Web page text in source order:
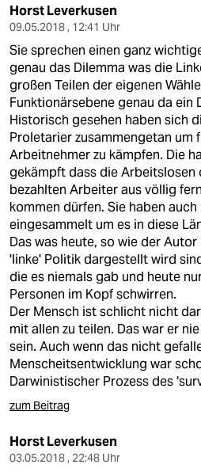
Horst Leverkusen
09.05.2018 , 12:41 Uhr
Sie sprechen einen ganz
genau das Dilemma was die
großen Teilen der eigenen
Funktionärsebene genau da ein
Historisch gesehen haben sich
Proletarier zusammengetan um
Arbeitnehmer zu kämpfen. Die
gekämpft dass die
bezahlten Arbeiter aus völlig
kommen dürfen. Sie haben
eingesammelt um es in diese
Das was heute, so wie der
'linke' Politik dargestellt wird
die es niemals gab und heute
Personen im Kopf schwirren.
Der Mensch ist schlicht nicht
mit allen zu teilen. Das war er
sein. Auch wenn das nicht
Menscheitsentwicklung war
Darwinistischer Prozess des
zum Beitrag
Horst Leverkusen
03.05.2018 , 22:48 Uhr